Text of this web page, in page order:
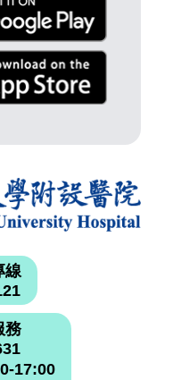
線
務
17:00